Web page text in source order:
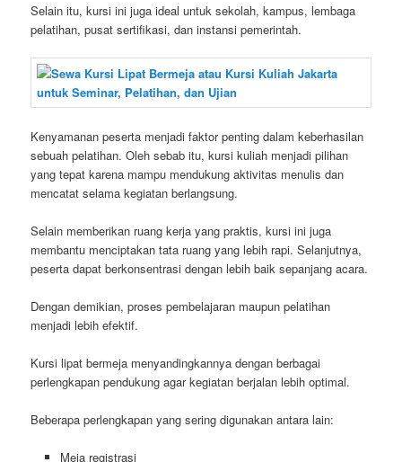
Selain itu, kursi ini juga ideal untuk sekolah, kampus, lembaga
pelatihan, pusat sertifikasi, dan instansi pemerintah.
Kenyamanan peserta menjadi faktor penting dalam keberhasilan
sebuah pelatihan. Oleh sebab itu, kursi kuliah menjadi pilihan
yang tepat karena mampu mendukung aktivitas menulis dan
mencatat selama kegiatan berlangsung.
Selain memberikan ruang kerja yang praktis, kursi ini juga
membantu menciptakan tata ruang yang lebih rapi. Selanjutnya,
peserta dapat berkonsentrasi dengan lebih baik sepanjang acara.
Dengan demikian, proses pembelajaran maupun pelatihan
menjadi lebih efektif.
Kursi lipat bermeja menyandingkannya dengan berbagai
perlengkapan pendukung agar kegiatan berjalan lebih optimal.
Beberapa perlengkapan yang sering digunakan antara lain:
Meja registrasi